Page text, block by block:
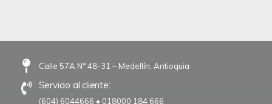
Calle 57A N° 48-31 – Medellín, Antioquia
Servicio al cliente:
(604) 6044666 • 018000 184 666